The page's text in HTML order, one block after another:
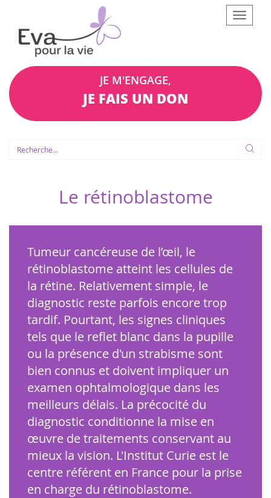
Afficher
le
JE M'ENGAGE,
JE FAIS UN DON
Le rétinoblastome
Tumeur cancéreuse de l’œil, le
rétinoblastome atteint les cellules de
la rétine. Relativement simple, le
diagnostic reste parfois encore trop
tardif. Pourtant, les signes cliniques
tels que le reflet blanc dans la pupille
ou la présence d'un strabisme sont
bien connus et doivent impliquer un
examen ophtalmologique dans les
meilleurs délais. La précocité du
diagnostic conditionne la mise en
œuvre de traitements conservant au
mieux la vision. L'Institut Curie est le
centre référent en France pour la prise
en charge du rétinoblastome.